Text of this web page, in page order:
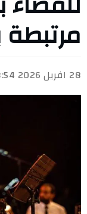
28 افريل 2026 08:54